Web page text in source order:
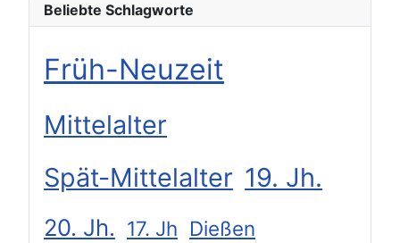
Beliebte Schlagworte
Früh-Neuzeit
Mittelalter
Spät-Mittelalter 19. Jh.
20. Jh. 17. Jh Dießen